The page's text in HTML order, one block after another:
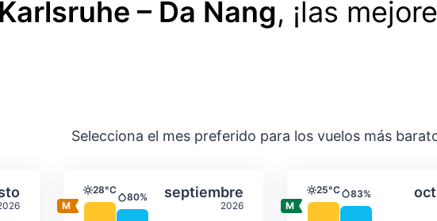
Karlsruhe – Da Nang, ¡las
Selecciona el mes preferido para los vuelos más
media mensual
Seleccionar agosto septiembre
2026
Temperatura y precipitación media
Temperatura
28°C
Precipitación
80%
Seleccionar septiembreTemperatura
Temperatura
25°C
Precipitación
83%